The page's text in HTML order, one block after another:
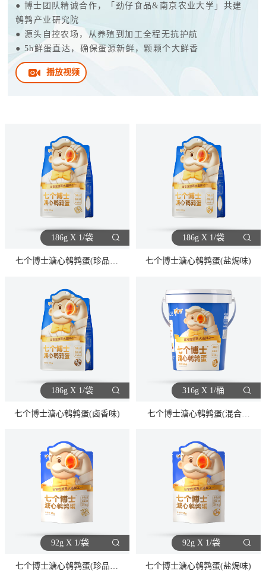
● 博士团队精诚合作，「劲仔食品&南京农业大学」共建
鹌鹑产业研究院
● 源头自控农场，从养殖到加工全程无抗护航
● 5h鲜蛋直达，确保蛋源新鲜，颗颗个大鲜香
播放视频
186g X 1/袋
七个博士溏心鹌鹑蛋(珍品原
186g X 1/袋
七个博士溏心鹌鹑蛋(盐焗味)
186g X 1/袋
七个博士溏心鹌鹑蛋(卤香味)
316g X 1/桶
七个博士溏心鹌鹑蛋(混合口
92g X 1/袋
七个博士溏心鹌鹑蛋(珍品原
92g X 1/袋
七个博士溏心鹌鹑蛋(盐焗味)